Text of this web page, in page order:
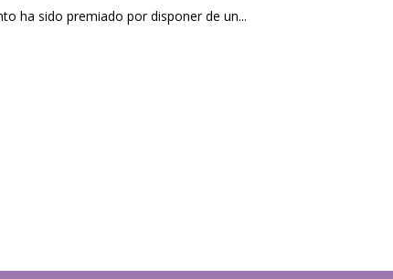
ha sido premiado por disponer de un...